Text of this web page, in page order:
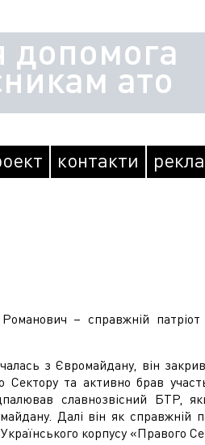
допомога
ато
контакти
– справжній патріот
з Євромайдану, він
Сектору та активно брав
славнозвісний БТР,
Далі він як справжній
корпусу «Правого